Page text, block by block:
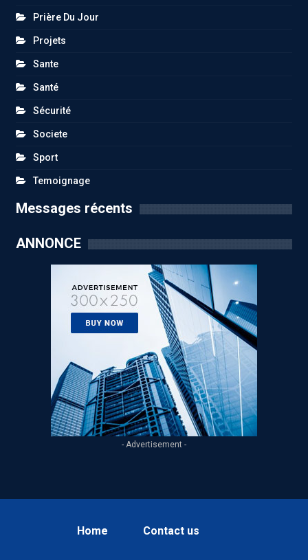
Prière Du Jour
Projets
Sante
Santé
Sécurité
Societe
Sport
Temoignage
Messages récents
ANNONCE
- Advertisement -
Home Contact us